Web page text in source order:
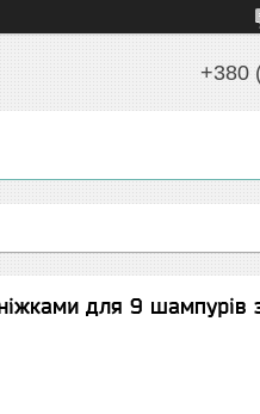
+380
для 9 шампурів